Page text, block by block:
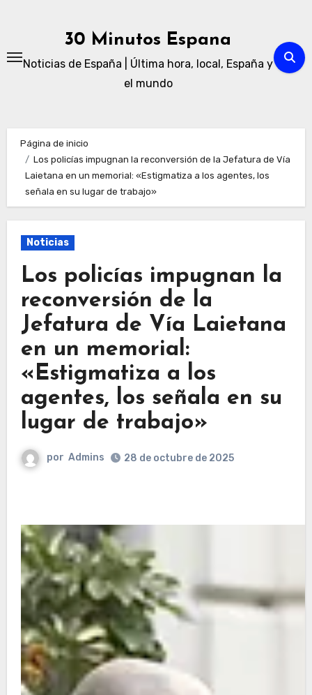
30 Minutos Espana
Noticias de España | Última hora, local, España y
el mundo
Página de inicio
Los policías impugnan la reconversión de la Jefatura de Vía
Laietana en un memorial: «Estigmatiza a los agentes, los
señala en su lugar de trabajo»
Noticias
Los policías impugnan la
reconversión de la
Jefatura de Vía Laietana
en un memorial:
«Estigmatiza a los
agentes, los señala en su
lugar de trabajo»
por Admins 28 de octubre de 2025